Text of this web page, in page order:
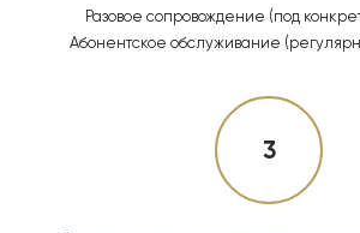
Разовое сопровождение (под
Абонентское обслуживание
3